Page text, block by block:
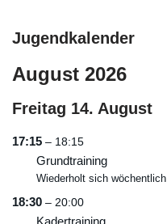
Jugendkalender
August 2026
Freitag 14. August
17:15 – 18:15
Grundtraining
Wiederholt sich wöchentlich
18:30 – 20:00
Kadertraining